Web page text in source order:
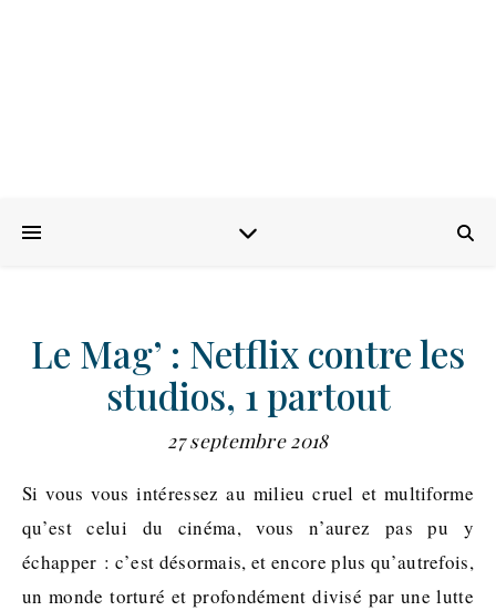
Le Mag’ : Netflix contre les
studios, 1 partout
27 septembre 2018
Si vous vous intéressez au milieu cruel et multiforme
qu’est celui du cinéma, vous n’aurez pas pu y
échapper : c’est désormais, et encore plus qu’autrefois,
un monde torturé et profondément divisé par une lutte